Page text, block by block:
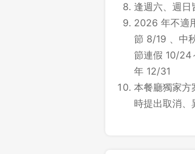
逢週六、週日
2026 年不適
節 8/19 、中
節連假 10/24
年 12/31
本餐廳獨家
時提出取消、